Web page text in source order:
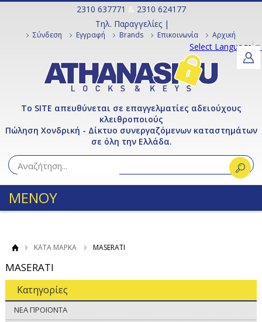
2310 637771 & 2310 624177
Τηλ. Παραγγελίες |
Σύνδεση Εγγραφή Brands Επικοινωνία Αρχική
Select Language▼
Το SITE απευθύνεται σε επαγγελματίες αδειούχους
κλειθροποιούς
Πώληση Χονδρική - Δίκτυο συνεργαζόμενων καταστημάτων
σε όλη την Ελλάδα.
ΜΕΝΟΥ
ΚΑΤΑ ΜΑΡΚΑ MASERATI
MASERATI
Κατηγορίες
ΝΕΑ ΠΡΟΪΟΝΤΑ